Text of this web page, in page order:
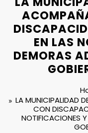
EN LAS
DEMORAS
LA MUNICIPALIDAD
CON
NOTIFICACIONES